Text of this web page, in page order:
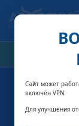
Сайт может
включён VPN.
Для улучшения